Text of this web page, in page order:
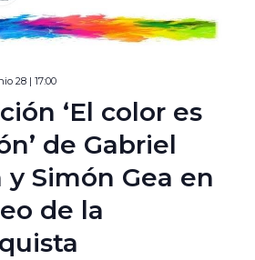
28 | 17:00
‘El color es
de Gabriel
y Simón Gea en
de la